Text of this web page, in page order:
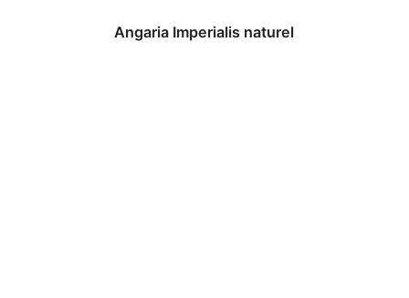
Angaria Imperialis naturel